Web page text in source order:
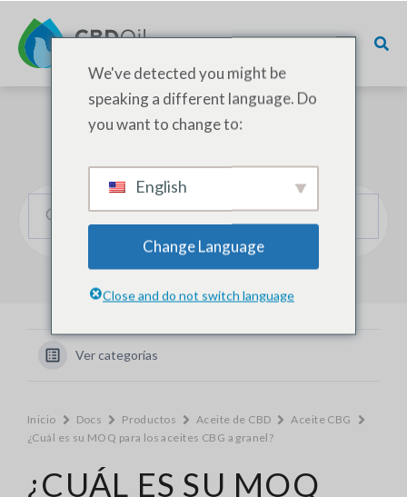
Ver categorías
Inicio Docs Productos Aceite de CBD
Aceite CBG
¿Cuál es su MOQ para los aceites CBG a granel?
¿CUÁL ES SU MOQ
We've detected you might be
speaking a different language. Do
you want to change to:
English
Change Language
Close and do not switch language